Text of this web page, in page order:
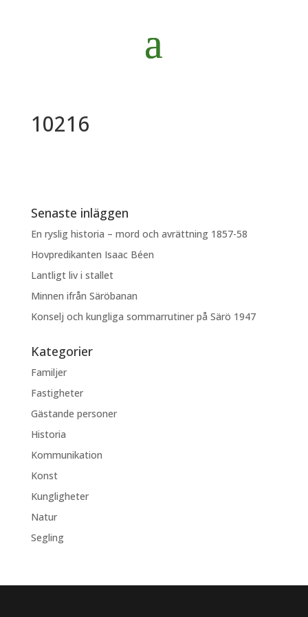
10216
Senaste inläggen
En ryslig historia – mord och avrättning 1857-58
Hovpredikanten Isaac Béen
Lantligt liv i stallet
Minnen ifrån Säröbanan
Konselj och kungliga sommarrutiner på Särö 1947
Kategorier
Familjer
Fastigheter
Gästande personer
Historia
Kommunikation
Konst
Kungligheter
Natur
Segling